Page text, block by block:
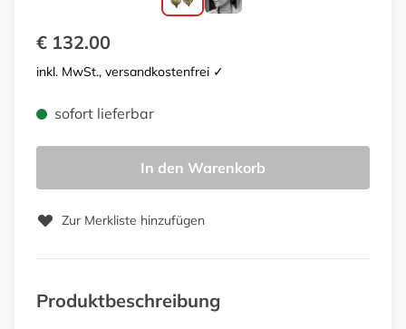
€ 132.00
inkl. MwSt., versandkostenfrei ✓
sofort lieferbar
In den Warenkorb
Zur Merkliste hinzufügen
Produktbeschreibung